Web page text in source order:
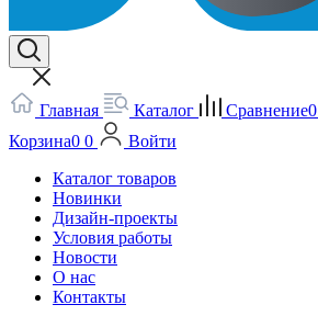
Главная Каталог Сравнение0
Корзина0 0
Войти
Каталог товаров
Новинки
Дизайн-проекты
Условия работы
Новости
О нас
Контакты